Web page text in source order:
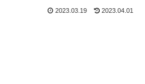
2023.03.19 2023.04.01